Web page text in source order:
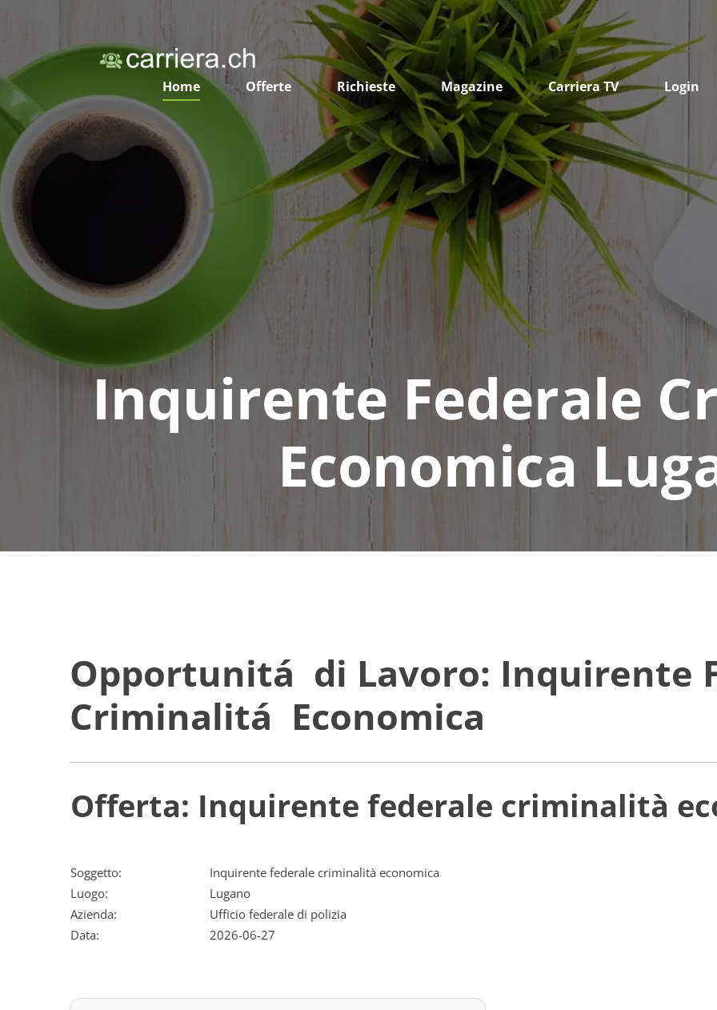
Home Offerte Richieste Magazine Carriera TV Login
Inquirente Federale
Economica
Opportunitá di Lavoro: Inquirente
Criminalitá Economica
Offerta: Inquirente federale criminalità
Soggetto:
Inquirente federale criminalità economica
Luogo:
Lugano
Azienda:
Ufficio federale di polizia
Data:
2026-06-27